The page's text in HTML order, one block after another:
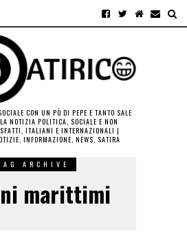
CON UN PÒ DI PEPE E TANTO SALE
NOTIZIA POLITICA, SOCIALE E NON
ITALIANI E INTERNAZIONALI |
INFORMAZIONE, NEWS, SATIRA
ARCHIVE
marittimi